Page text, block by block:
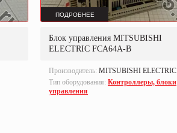
ПОДРОБНЕЕ
Блок управления MITSUBISHI
ELECTRIC FCA64A-B
Производитель: MITSUBISHI ELECTRIC
Тип оборудования: Контроллеры, блоки
управления